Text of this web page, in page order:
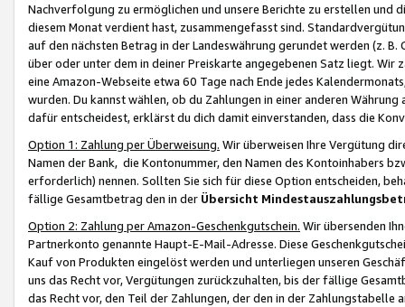
Nachverfolgung zu ermöglichen und unsere Berichte zu erstellen und
diesem Monat verdient hast, zusammengefasst sind.
auf den nächsten Betrag in der Landeswährung gerundet werden (z.
über oder unter dem in deiner Preiskarte angegebenen Satz liegt.
eine Amazon-Webseite etwa 60 Tage nach Ende jedes
wurden. Du kannst wählen, ob du Zahlungen in einer anderen
dafür entscheidest, erklärst du dich damit einverstanden, dass die
Option 1: Zahlung per Überweisung. Wir überweisen Ihre Vergütung
Namen der Bank, die Kontonummer, den Namen des Kontoinhabers
erforderlich) nennen. Sollten Sie sich für diese Option entscheiden,
fällige Gesamtbetrag den in der Übersicht
Option 2: Zahlung per Amazon-Geschenkgutschein. Wir übersenden
Partnerkonto genannte Haupt-E-Mail-Adresse. Diese
Kauf von Produkten eingelöst werden und unterliegen unseren
uns das Recht vor, Vergütungen zurückzuhalten, bis der fällige
das Recht vor, den Teil der Zahlungen, der den in der